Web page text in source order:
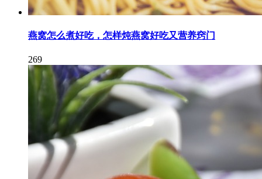
燕窝怎么煮好吃，怎样炖燕窝好吃又营养窍门
269